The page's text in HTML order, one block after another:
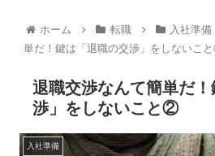
ホーム 転職 入社準備
単だ！鍵は「退職の交渉」をしないこ
退職交渉なんて簡単だ
渉」をしないこと②
入社準備